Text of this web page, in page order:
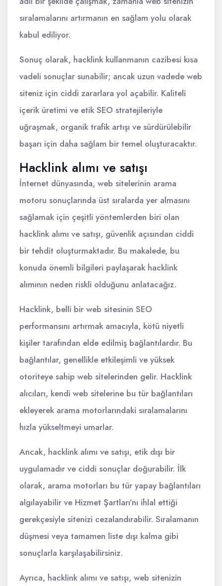
sıralamalarını artırmanın en sağlam yolu olarak
kabul ediliyor.
Sonuç olarak, hacklink kullanmanın cazibesi kısa
vadeli sonuçlar sunabilir; ancak uzun vadede web
siteniz için ciddi zararlara yol açabilir. Kaliteli
içerik üretimi ve etik SEO stratejileriyle
uğraşmak, organik trafik artışı ve sürdürülebilir
başarı için daha sağlam bir temel oluşturacaktır.
Hacklink alımı ve satışı
İnternet dünyasında, web sitelerinin arama
motoru sonuçlarında üst sıralarda yer almasını
sağlamak için çeşitli yöntemlerden biri olan
hacklink alımı ve satışı, güvenlik açısından ciddi
bir tehdit oluşturmaktadır. Bu makalede, bu
konuda önemli bilgileri paylaşarak hacklink
alımının neden riskli olduğunu anlatacağız.
Hacklink, belli bir web sitesinin SEO
performansını artırmak amacıyla, kötü niyetli
kişiler tarafından elde edilmiş bağlantılardır. Bu
bağlantılar, genellikle etkileşimli ve yüksek
otoriteye sahip web sitelerinden gelir. Hacklink
alıcıları, kendi web sitelerine bu tür bağlantıları
ekleyerek arama motorlarındaki sıralamalarını
hızla yükseltmeyi umarlar.
Ancak, hacklink alımı ve satışı, etik dışı bir
uygulamadır ve ciddi sonuçlar doğurabilir. İlk
olarak, arama motorları bu tür yapay bağlantıları
algılayabilir ve Hizmet Şartları’nı ihlal ettiği
gerekçesiyle sitenizi cezalandırabilir. Sıralamanın
düşmesi veya tamamen liste dışı kalma gibi
sonuçlarla karşılaşabilirsiniz.
Ayrıca, hacklink alımı ve satışı, web sitenizin